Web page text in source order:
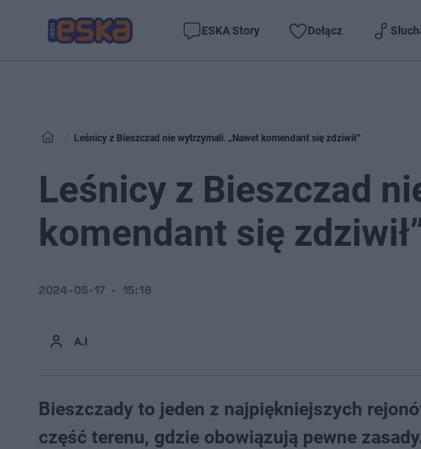
ESKA Story Dołącz
Leśnicy z Bieszczad nie wytrzymali. „Nawet komendant się zdziwił”
Leśnicy z Bieszczad
komendant się
A.I
2024-05-17 15:16
Bieszczady to jeden z najpiękniejszych
część terenu, gdzie obowiązują pewne